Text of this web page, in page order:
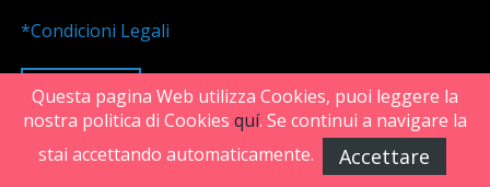
*Condicioni Legali
VAI SU
FiveDoors Network 2018
Questa pagina Web utilizza Cookies, puoi leggere la
nostra politica di Cookies quí. Se continui a navigare la
stai accettando automaticamente.
Accettare